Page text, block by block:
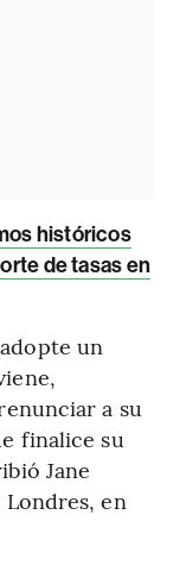
históricos
de tasas en
un
a su
finalice su
Jane
Londres, en